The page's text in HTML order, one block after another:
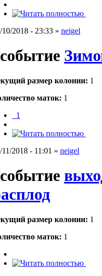
10/2018 - 23:33 » neigel
размер кoлонии: 1
маток: 1
_1
11/2018 - 11:01 » neigel
размер кoлонии: 1
маток: 1